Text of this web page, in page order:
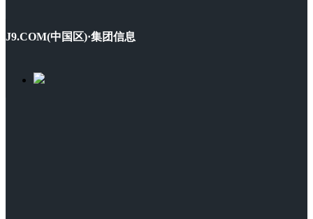
J9.COM(中国区)·集团信息